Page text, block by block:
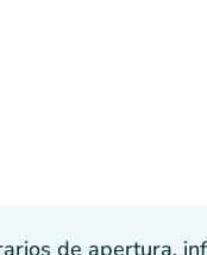
de apertura,